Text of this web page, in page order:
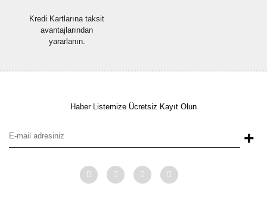
Kredi Kartlarına taksit
avantajlarından
yararlanın.
Haber Listemize Ücretsiz Kayıt Olun
+